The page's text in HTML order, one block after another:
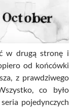
w drugą stronę i
od końcówki
z prawdziwego
co było
pojedynczych